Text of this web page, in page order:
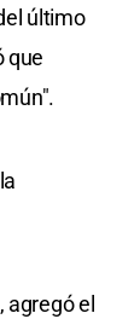
último
que
el